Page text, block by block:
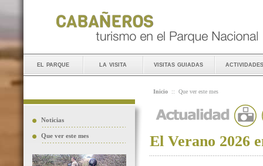
el parque la visita visitas guiadas actividades
Noticias
Que ver este mes
Inicio :: Que ver este mes
El Verano 2026